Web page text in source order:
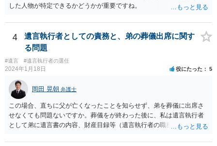
した人物が特定できるかどうかが重要ですね。
4
遺言執行者としての責務と、弟の葬儀出席に関す
る問題
#遺言 #遺言執行者の選任
2024年1月18日 役にたった 5
岡田 晃朝 弁護士
この場合、直ちに父が亡くなったことを知らせず、弟を葬儀に出席さ
せなくても問題ないですか。葬儀をが終わった後に、私は遺言執行者
として弟に遺言書の内容、財産目録等（遺言執行者の職務）を知らせ
るかは喪主の自由です。 呼ばなくてもかまいません。 そもそも、そう